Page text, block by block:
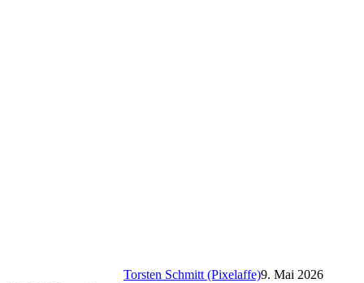
Torsten Schmitt (Pixelaffe)9. Mai 2026